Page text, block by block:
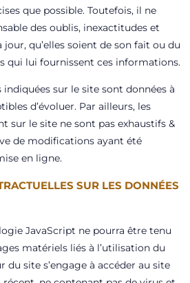
que possible. Toutefois, il ne
des oublis, inexactitudes et
jour, qu’elles soient de son fait ou du
qui lui fournissent ces informations.
sur le site sont données à
d’évoluer. Par ailleurs, les
sur le site ne sont pas exhaustifs &
de modifications ayant été
en ligne.
SUR LES DONNÉES
JavaScript ne pourra être tenu
matériels liés à l’utilisation du
du site s’engage à accéder au site